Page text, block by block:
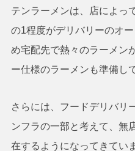
テンラーメンは、店によっ
の1程度がデリバリーのオ
め宅配先で熱々のラーメン
ー仕様のラーメンも準備し
さらには、フードデリバリ
ンフラの一部と考えて、無
在するようになってきてい